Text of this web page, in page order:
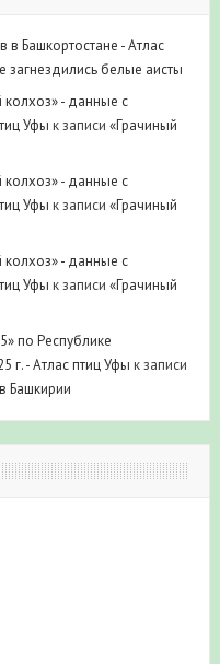
Башкортостане - Атлас
загнездились белые аисты
колхоз» - данные с
Уфы к записи «Грачиный
колхоз» - данные с
Уфы к записи «Грачиный
колхоз» - данные с
Уфы к записи «Грачиный
по Республике
г. - Атлас птиц Уфы к записи
Башкирии